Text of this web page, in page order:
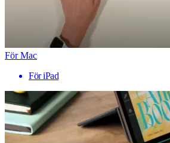
För Mac
För iPad